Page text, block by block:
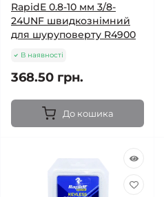
RapidE 0.8-10 мм 3/8-
24UNF швидкознімний
для шуруповерту R4900
В наявності
368.50 грн.
До кошика